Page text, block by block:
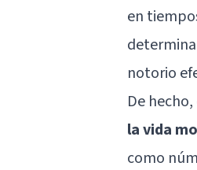
en
notorio
De hecho,
la vida
como